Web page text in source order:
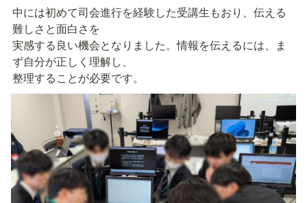
中には初めて司会進行を経験した受講生もおり、伝える
難しさと面白さを
実感する良い機会となりました。情報を伝えるには、ま
ず自分が正しく理解し、
整理することが必要です。